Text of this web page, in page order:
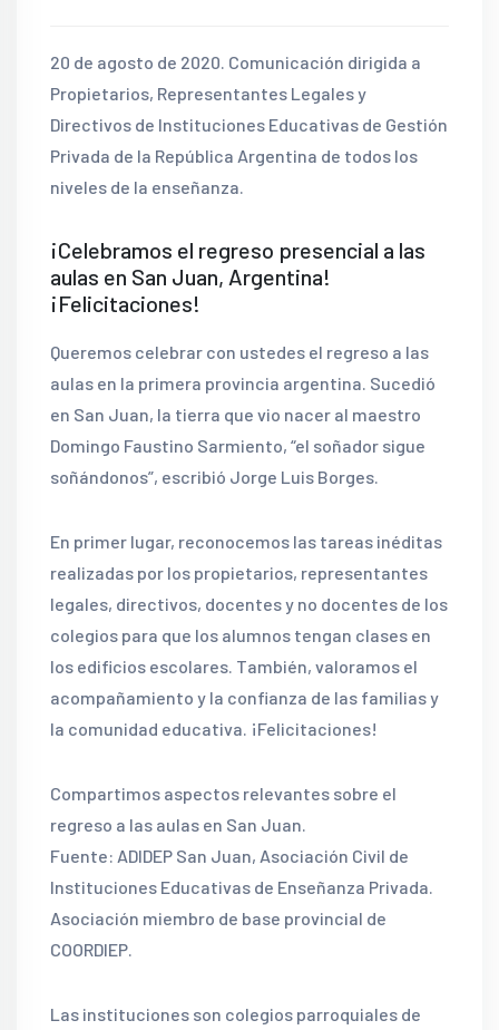
20 de agosto de 2020. Comunicación dirigida a
Propietarios, Representantes Legales y
Directivos de Instituciones Educativas de Gestión
Privada de la República Argentina de todos los
niveles de la enseñanza.
¡Celebramos el regreso presencial a las
aulas en San Juan, Argentina!
¡Felicitaciones!
Queremos celebrar con ustedes el regreso a las
aulas en la primera provincia argentina. Sucedió
en San Juan, la tierra que vio nacer al maestro
Domingo Faustino Sarmiento, “el soñador sigue
soñándonos”, escribió Jorge Luis Borges.
En primer lugar, reconocemos las tareas inéditas
realizadas por los propietarios, representantes
legales, directivos, docentes y no docentes de los
colegios para que los alumnos tengan clases en
los edificios escolares. También, valoramos el
acompañamiento y la confianza de las familias y
la comunidad educativa. ¡Felicitaciones!
Compartimos aspectos relevantes sobre el
regreso a las aulas en San Juan.
Fuente: ADIDEP San Juan, Asociación Civil de
Instituciones Educativas de Enseñanza Privada.
Asociación miembro de base provincial de
COORDIEP.
Las instituciones son colegios parroquiales de